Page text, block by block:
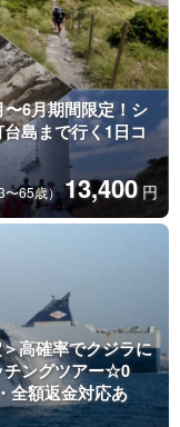
6月期間限定！シ
島まで行く1日コ
〜65歳）13,400 円
高確率でクジラに
チングツアー☆0
全額返金対応あ